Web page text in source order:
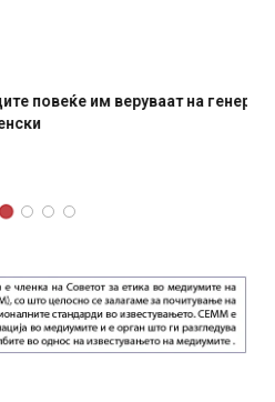
им веруваат на генералите